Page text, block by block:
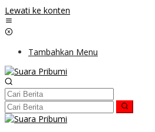
Lewati ke konten
Tambahkan Menu